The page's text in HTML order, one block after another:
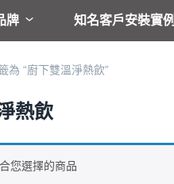
牌 知名客戶安裝實例
為 “廚下雙溫淨熱飲”
熱飲
您選擇的商品